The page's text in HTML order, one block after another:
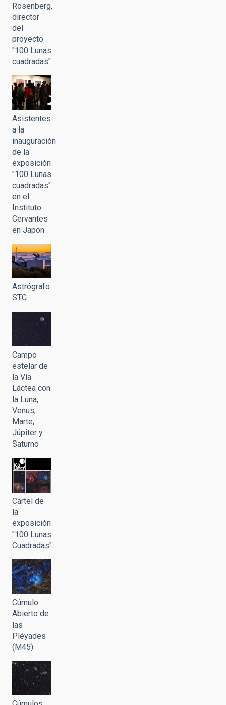
Rosenberg,
director
del
proyecto
"100 Lunas
cuadradas"
Asistentes
a la
inauguración
de la
exposición
"100 Lunas
cuadradas"
en el
Instituto
Cervantes
en Japón
Astrógrafo
STC
Campo
estelar de
la Vía
Láctea con
la Luna,
Venus,
Marte,
Júpiter y
Saturno
Cartel de
la
exposición
"100 Lunas
Cuadradas".
Cúmulo
Abierto de
las
Pléyades
(M45)